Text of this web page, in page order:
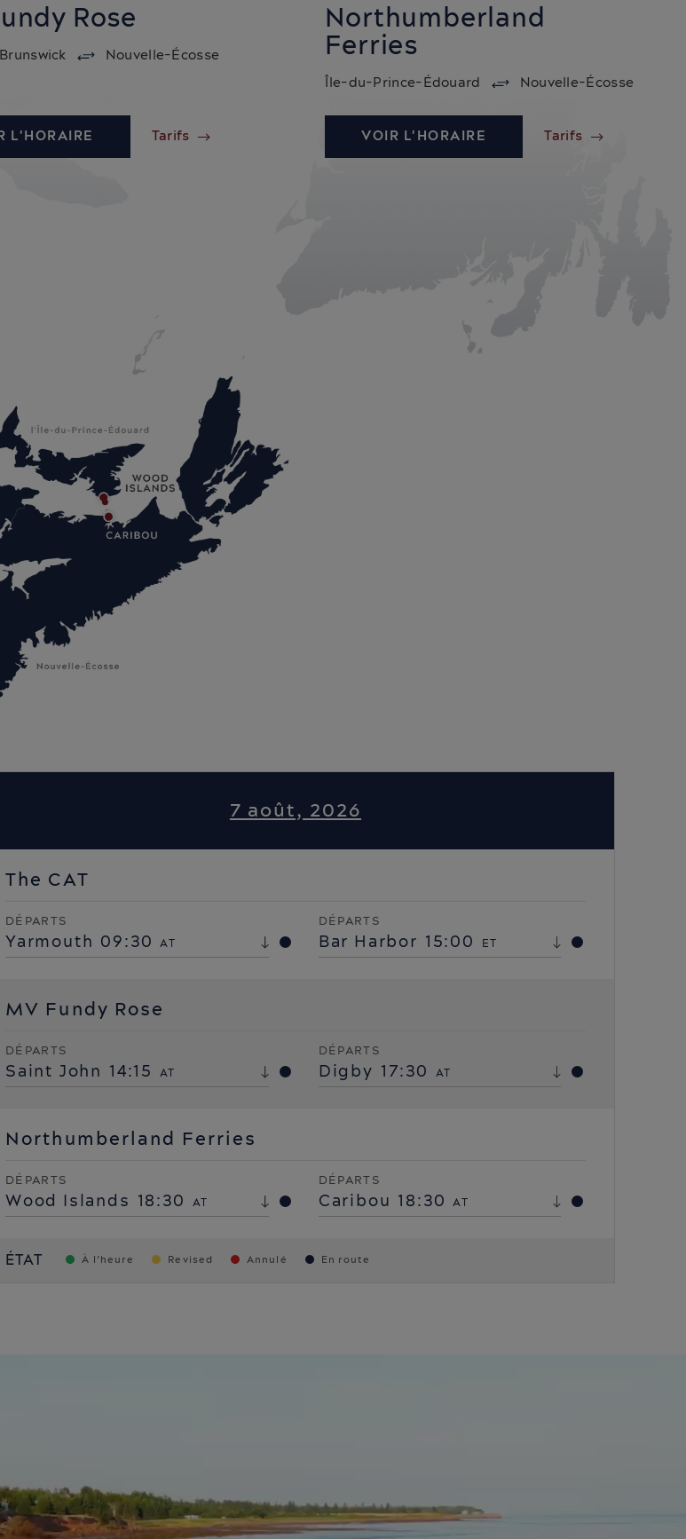
Rose
Nouvelle-Écosse
L'HORAIRE Tarifs
Northumberland
Ferries
Île-du-Prince-Édouard Nouvelle-Écosse
VOIR L'HORAIRE Tarifs
7 août, 2026
The CAT
DÉPARTS
Yarmouth 09:30 AT
DÉPARTS
Bar Harbor 15:00 ET
MV Fundy Rose
DÉPARTS
Saint John 14:15 AT
DÉPARTS
Digby 17:30 AT
Northumberland Ferries
DÉPARTS
Wood Islands 18:30 AT
DÉPARTS
Caribou 18:30 AT
ÉTAT À l’heure Revised Annulé En route